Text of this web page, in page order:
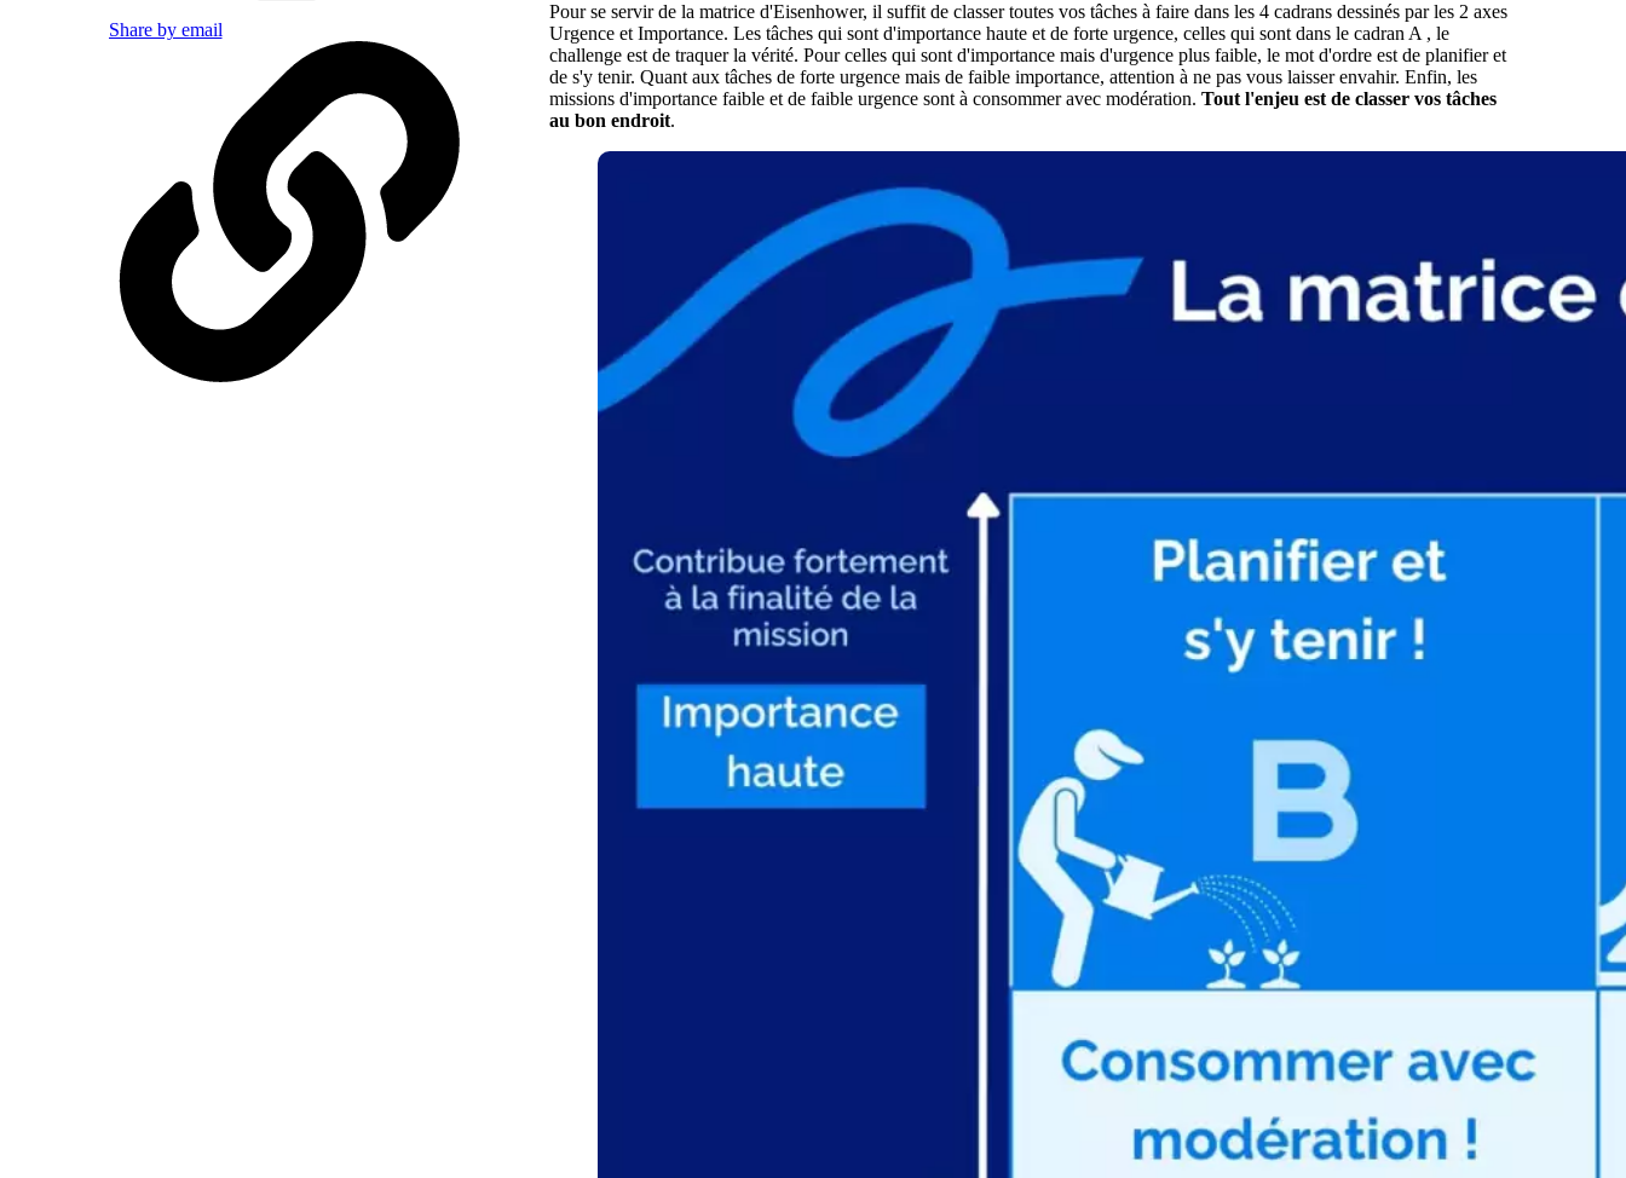
Share by email
Pour se servir de la matrice d'Eisenhower, il suffit de classer toutes vos tâches à faire dans les 4 cadrans dessinés par les 2 axes
Urgence et Importance. Les tâches qui sont d'importance haute et de forte urgence, celles qui sont dans le cadran A , le
challenge est de traquer la vérité. Pour celles qui sont d'importance mais d'urgence plus faible, le mot d'ordre est de planifier et
de s'y tenir. Quant aux tâches de forte urgence mais de faible importance, attention à ne pas vous laisser envahir. Enfin, les
missions d'importance faible et de faible urgence sont à consommer avec modération. Tout l'enjeu est de classer vos tâches
au bon endroit.